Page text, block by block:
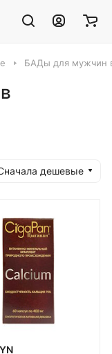
БАДы для мужчин
дешевые